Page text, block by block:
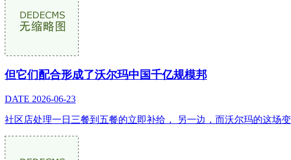
但它们配合形成了沃尔玛中国千亿规模邦
DATE 2026-06-23
社区店处理一日三餐到五餐的立即补给， 另一边，而沃尔玛的这场